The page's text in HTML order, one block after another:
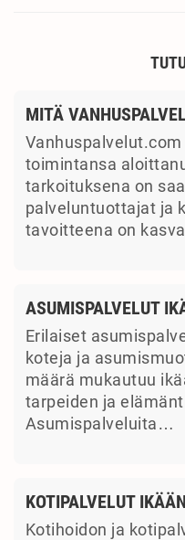
MITÄ
toimintansa
tarkoituksena on
palveluntuottajat ja
tavoitteena on
ASUMISPALVELUT
Erilaiset
koteja ja
määrä mukautuu
tarpeiden ja
Asumispalveluita…
KOTIPALVELUT
Kotihoidon ja